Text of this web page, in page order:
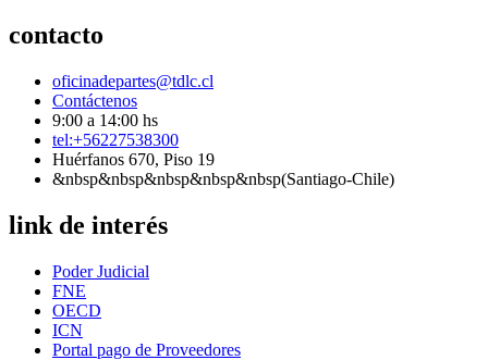
contacto
oficinadepartes@tdlc.cl
Contáctenos
9:00 a 14:00 hs
tel:+56227538300
Huérfanos 670, Piso 19
&nbsp&nbsp&nbsp&nbsp&nbsp(Santiago-Chile)
link de interés
Poder Judicial
FNE
OECD
ICN
Portal pago de Proveedores